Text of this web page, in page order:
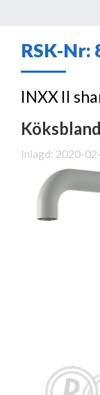
RSK-Nr:
INXX II
Inlagd: 2020-